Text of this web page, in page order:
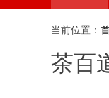
当前位置：
茶百